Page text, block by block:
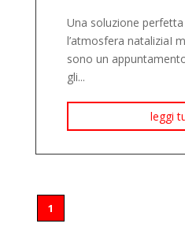
Una soluzione
l’atmosfera nataliziaI
sono un
gli...
leggi
1